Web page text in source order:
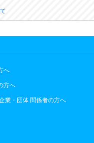
へ
方へ
業・団体 関係者の方へ